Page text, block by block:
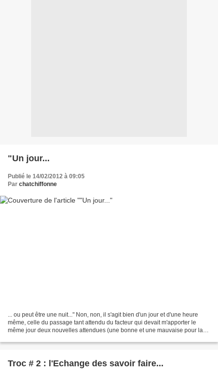
"Un jour...
Publié le 14/02/2012 à 09:05
Par chatchiffonne
... ou peut être une nuit..." Non, non, il s'agit bien d'un jour et d'une heure
même, celle du passage tant attendu du facteur qui devait m'apporter le
même jour deux nouvelles attendues (une bonne et une mauvaise pour la
Troc # 2 : l'Echange des savoir faire...